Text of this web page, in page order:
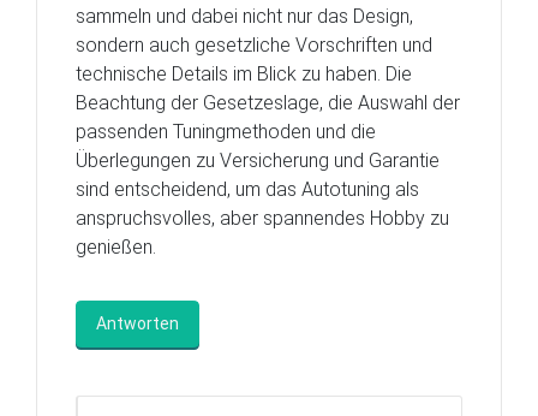
sammeln und dabei nicht nur das Design,
sondern auch gesetzliche Vorschriften und
technische Details im Blick zu haben. Die
Beachtung der Gesetzeslage, die Auswahl der
passenden Tuningmethoden und die
Überlegungen zu Versicherung und Garantie
sind entscheidend, um das Autotuning als
anspruchsvolles, aber spannendes Hobby zu
genießen.
Antworten